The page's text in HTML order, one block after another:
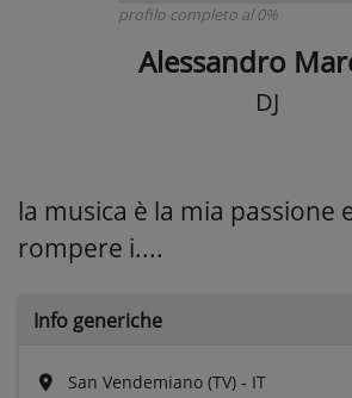
profilo completo al 0%
Alessandro
DJ
la musica è la mia passione
rompere i....
Info generiche
San Vendemiano (TV) - IT